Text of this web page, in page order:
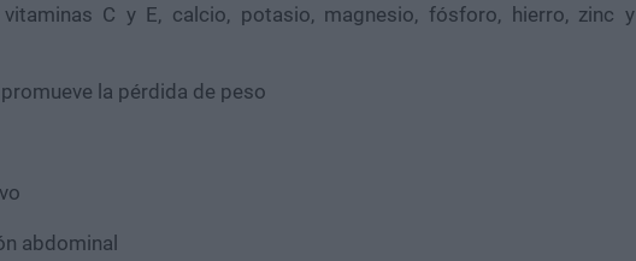
C y E, calcio, potasio, magnesio, fósforo, hierro, zinc y
la pérdida de peso
abdominal